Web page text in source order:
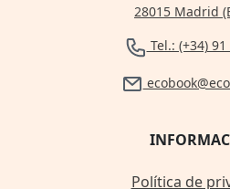
28015 Madrid
Tel.: (+34)
Política de